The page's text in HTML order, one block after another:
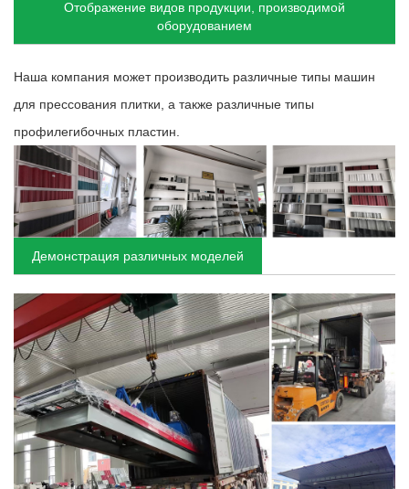
Отображение видов продукции, производимой
оборудованием
Наша компания может производить различные типы машин
для прессования плитки, а также различные типы
профилегибочных пластин.
Демонстрация различных моделей